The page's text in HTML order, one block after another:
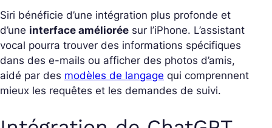
Siri bénéficie d’une intégration plus profonde et
d’une interface améliorée sur l’iPhone. L’assistant
vocal pourra trouver des informations spécifiques
dans des e-mails ou afficher des photos d’amis,
aidé par des modèles de langage qui comprennent
mieux les requêtes et les demandes de suivi.